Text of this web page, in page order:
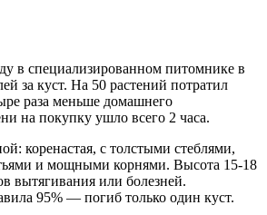
в специализированном питомнике в
за куст. На 50 растений потратил
раза меньше домашнего
на покупку ушло всего 2 часа.
коренастая, с толстыми стеблями,
и мощными корнями. Высота 15-18
вытягивания или болезней.
95% — погиб только один куст.